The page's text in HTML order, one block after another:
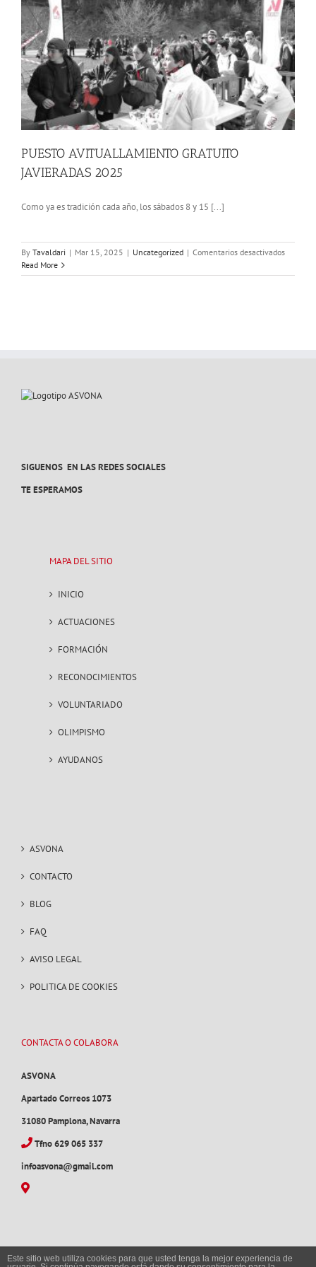
PUESTO AVITUALLAMIENTO GRATUITO
JAVIERADAS 2025
Como ya es tradición cada año, los sábados 8 y 15 [...]
By Tavaldari | Mar 15, 2025 | Uncategorized | Comentarios desactivadosen
Read More
SIGUENOS EN LAS REDES SOCIALES
TE ESPERAMOS
MAPA DEL SITIO
INICIO
ACTUACIONES
FORMACIÓN
RECONOCIMIENTOS
VOLUNTARIADO
OLIMPISMO
AYUDANOS
ASVONA
CONTACTO
BLOG
FAQ
AVISO LEGAL
POLITICA DE COOKIES
CONTACTA O COLABORA
ASVONA
Apartado Correos 1073
31080 Pamplona, Navarra
Tfno 629 065 337
infoasvona@gmail.com
Este sitio web utiliza cookies para que usted tenga la mejor experiencia de